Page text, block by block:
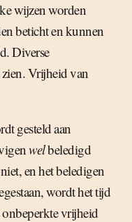
wijzen worden
beticht en kunnen
Diverse
Vrijheid van
gesteld aan
welbeledigd
en het beledigen
wordt het tijd
vrijheid